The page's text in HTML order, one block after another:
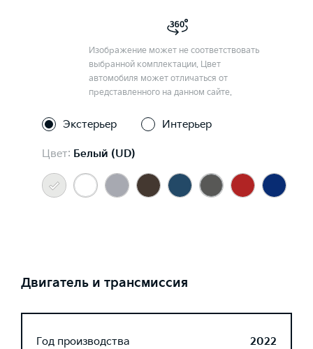
Изображение может не соответствовать
выбранной комплектации. Цвет
автомобиля может отличаться от
представленного на данном сайте.
Экстерьер Интерьер
Цвет: Белый (UD)
Двигатель и трансмиссия
Год производства
2022